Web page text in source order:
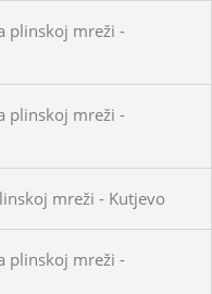
plinskoj mreži -
plinskoj mreži -
mreži - Kutjevo
plinskoj mreži -